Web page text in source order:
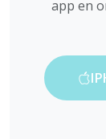
app en